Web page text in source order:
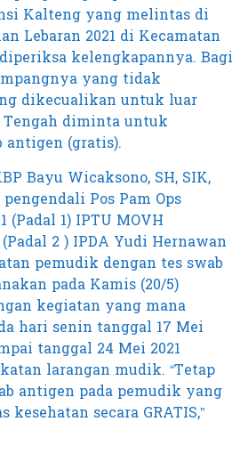
Kalteng yang melintas di
Lebaran 2021 di Kecamatan
kelengkapannya. Bagi
yang tidak
dikecualikan untuk luar
diminta untuk
(gratis).
Bayu Wicaksono, SH, SIK,
Pos Pam Ops
(Padal 1) IPTU MOVH
(Padal 2 ) IPDA Yudi Hernawan
pemudik dengan tes swab
pada Kamis (20/5)
kegiatan yang mana
hari senin tanggal 17 Mei
tanggal 24 Mei 2021
larangan mudik. “Tetap
antigen pada pemudik yang
secara GRATIS,”